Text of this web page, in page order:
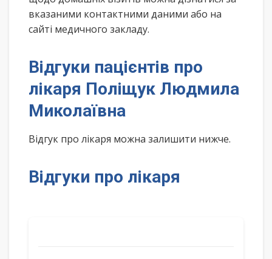
вказаними контактними даними або на
сайті медичного закладу.
Відгуки пацієнтів про
лікаря Поліщук Людмила
Миколаївна
Відгук про лікаря можна залишити нижче.
Відгуки про лікаря